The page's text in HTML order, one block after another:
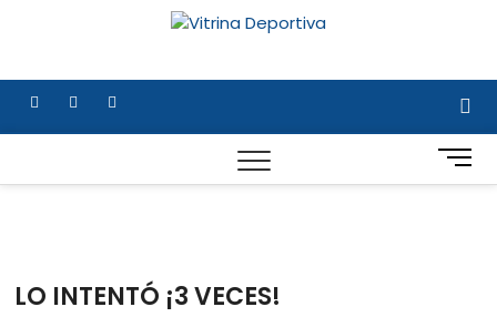
INTERNACIONAL
facebooktwitterinstagram
B
o
LO INTENTÓ ¡3 VECES!